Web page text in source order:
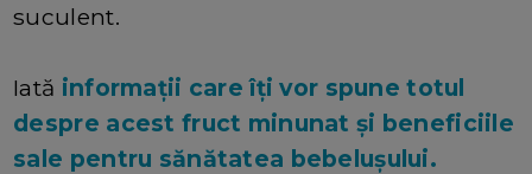
suculent.
Iată informații care îți vor spune totul
despre acest fruct minunat și beneficiile
sale pentru sănătatea bebelușului.